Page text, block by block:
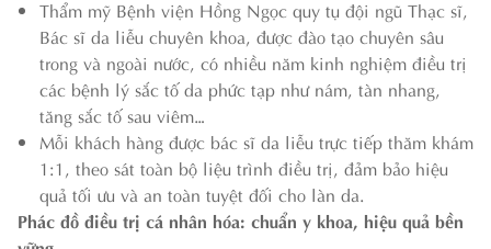
Thẩm mỹ Bệnh viện Hồng Ngọc quy tụ đội ngũ Thạc sĩ,
Bác sĩ da liễu chuyên khoa, được đào tạo chuyên sâu
trong và ngoài nước, có nhiều năm kinh nghiệm điều trị
các bệnh lý sắc tố da phức tạp như nám, tàn nhang,
tăng sắc tố sau viêm…
Mỗi khách hàng được bác sĩ da liễu trực tiếp thăm khám
1:1, theo sát toàn bộ liệu trình điều trị, đảm bảo hiệu
quả tối ưu và an toàn tuyệt đối cho làn da.
Phác đồ điều trị cá nhân hóa: chuẩn y khoa, hiệu quả bền